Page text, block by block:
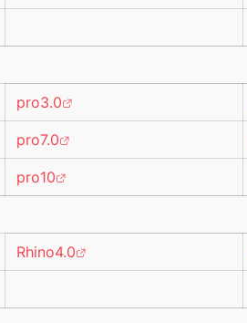
pro3.0
pro7.0
pro10
Rhino4.0